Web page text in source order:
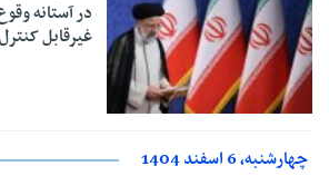
در آستانه
غیرقابل
چهارشنبه، 6 اسفند 1404